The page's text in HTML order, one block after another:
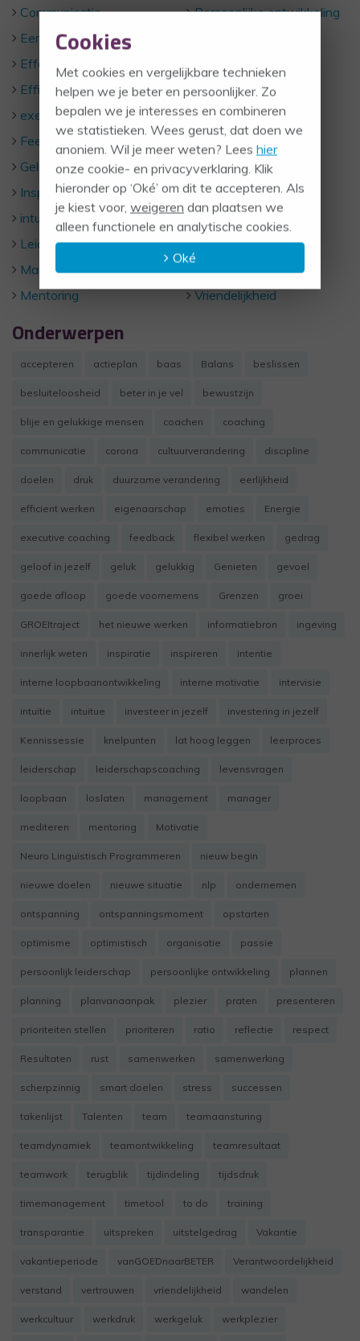
Communicatie
Eerlijkheid
Effectief communiceren
Efficient werken
executive coaching
Feedback
Geluk
Inspiratie
intuitie
Leiderschap
Management
Mentoring
Persoonlijke ontwikkeling
Rust
Samenwerken
stressniveau
TEAM
teamcoaching
TEAMwork
Timemanagement
Uncategorized
Verantwoordelijkheid
Vriendelijkheid
Onderwerpen
accepteren actieplan baas Balans beslissen
besluiteloosheid beter in je vel bewustzijn
blije en gelukkige mensen coachen coaching
communicatie corona cultuurverandering discipline
doelen druk duurzame verandering eerlijkheid
efficient werken eigenaarschap emoties Energie
executive coaching feedback flexibel werken gedrag
geloof in jezelf geluk gelukkig Genieten gevoel
goede afloop goede voornemens Grenzen groei
GROEItraject het nieuwe werken informatiebron ingeving
innerlijk weten inspiratie inspireren intentie
interne loopbaanontwikkeling interne motivatie intervisie
intuïtie intuitue investeer in jezelf investering in jezelf
Kennissessie knelpunten lat hoog leggen leerproces
leiderschap leiderschapscoaching levensvragen
loopbaan loslaten management manager
mediteren mentoring Motivatie
Neuro Linguïstisch Programmeren nieuw begin
nieuwe doelen nieuwe situatie nlp ondernemen
ontspanning ontspanningsmoment opstarten
optimisme optimistisch organisatie passie
persoonlijk leiderschap persoonlijke ontwikkeling plannen
planning planvanaanpak plezier praten presenteren
prioriteiten stellen prioriteren ratio reflectie respect
Resultaten rust samenwerken samenwerking
scherpzinnig smart doelen stress successen
takenlijst Talenten team teamaansturing
teamdynamiek teamontwikkeling teamresultaat
teamwork terugblik tijdindeling tijdsdruk
timemanagement timetool to do training
transparantie uitspreken uitstelgedrag Vakantie
vakantieperiode vanGOEDnaarBETER Verantwoordelijkheid
verstand vertrouwen vriendelijkheid wandelen
werkcultuur werkdruk werkgeluk werkplezier
Cookies
Met cookies en vergelijkbare technieken
helpen we je beter en persoonlijker. Zo
bepalen we je interesses en combineren
we statistieken. Wees gerust, dat doen we
anoniem. Wil je meer weten? Lees hier
onze cookie- en privacyverklaring. Klik
hieronder op ‘Oké’ om dit te accepteren. Als
je kiest voor, weigeren dan plaatsen we
alleen functionele en analytische cookies.
Oké